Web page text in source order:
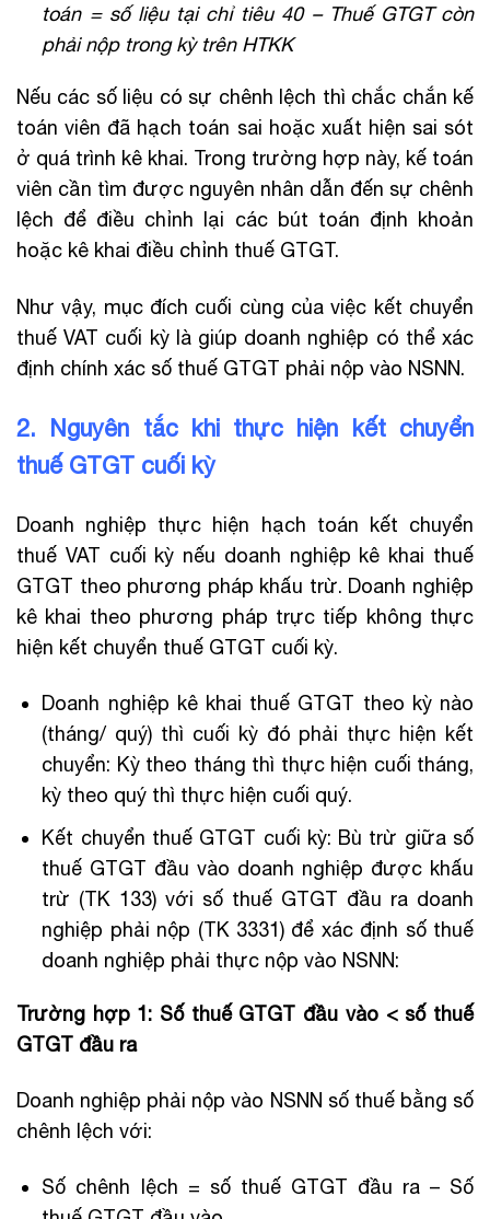
toán = số liệu tại chỉ tiêu 40 – Thuế GTGT còn
phải nộp trong kỳ trên HTKK
Nếu các số liệu có sự chênh lệch thì chắc chắn kế
toán viên đã hạch toán sai hoặc xuất hiện sai sót
ở quá trình kê khai. Trong trường hợp này, kế toán
viên cần tìm được nguyên nhân dẫn đến sự chênh
lệch để điều chỉnh lại các bút toán định khoản
hoặc kê khai điều chỉnh thuế GTGT.
Như vậy, mục đích cuối cùng của việc kết chuyển
thuế VAT cuối kỳ là giúp doanh nghiệp có thể xác
định chính xác số thuế GTGT phải nộp vào NSNN.
2. Nguyên tắc khi thực hiện kết chuyển
thuế GTGT cuối kỳ
Doanh nghiệp thực hiện hạch toán kết chuyển
thuế VAT cuối kỳ nếu doanh nghiệp kê khai thuế
GTGT theo phương pháp khấu trừ. Doanh nghiệp
kê khai theo phương pháp trực tiếp không thực
hiện kết chuyển thuế GTGT cuối kỳ.
Doanh nghiệp kê khai thuế GTGT theo kỳ nào
(tháng/ quý) thì cuối kỳ đó phải thực hiện kết
chuyển: Kỳ theo tháng thì thực hiện cuối tháng,
kỳ theo quý thì thực hiện cuối quý.
Kết chuyển thuế GTGT cuối kỳ: Bù trừ giữa số
thuế GTGT đầu vào doanh nghiệp được khấu
trừ (TK 133) với số thuế GTGT đầu ra doanh
nghiệp phải nộp (TK 3331) để xác định số thuế
doanh nghiệp phải thực nộp vào NSNN:
Trường hợp 1: Số thuế GTGT đầu vào < số thuế
GTGT đầu ra
Doanh nghiệp phải nộp vào NSNN số thuế bằng số
chênh lệch với:
Số chênh lệch = số thuế GTGT đầu ra – Số